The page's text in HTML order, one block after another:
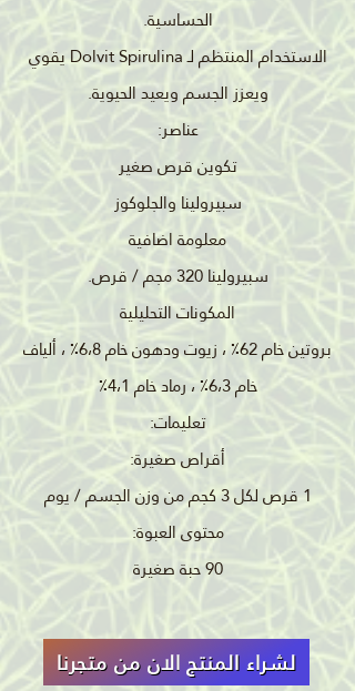
الحساسية.
الاستخدام المنتظم لـ Dolvit Spirulina يقوي
ويعزز الجسم ويعيد الحيوية.
عناصر:
تكوين قرص صغير
سبيرولينا والجلوكوز
معلومة اضافية
سبيرولينا 320 مجم / قرص.
المكونات التحليلية
بروتين خام 62٪ ، زيوت ودهون خام 6،8٪ ، ألياف
خام 6،3٪ ، رماد خام 4،1٪
تعليمات:
أقراص صغيرة:
1 قرص لكل 3 كجم من وزن الجسم / يوم
محتوى العبوة:
90 حبة صغيرة
لشراء المنتج الان من متجرنا